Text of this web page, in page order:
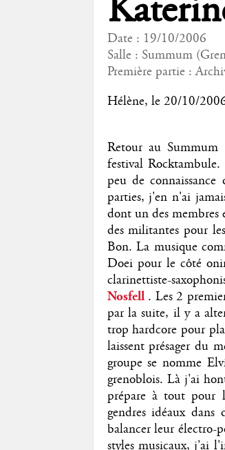
Date : 19/10/2006
Salle : Summum
Première partie :
Hélène, le 20/10/
Retour au Summum
festival
peu de
parties, j'en n'ai
dont un des membres
des militantes pour
Bon. La musique
Doei pour le côté
clarinettiste-
Nosfell . Les 2
par la suite, il y a
trop hardcore pour
laissent présager du
groupe se nomme
grenoblois. Là j'ai
prépare à tout pour
gendres idéaux
balancer leur électro-
styles musicaux, j'ai